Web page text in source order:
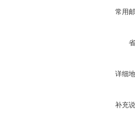
常用
详细
补充